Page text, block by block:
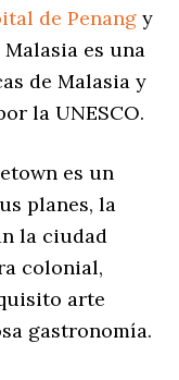
de Penang y
es una
de Malasia y
la UNESCO.
es un
planes, la
la ciudad
colonial,
arte
gastronomía.